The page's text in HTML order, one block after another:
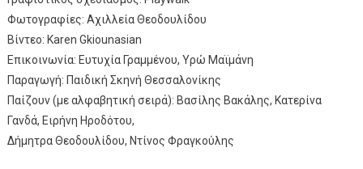
Φωτογραφίες: Αχιλλεία Θεοδουλίδου
Βίντεο: Karen Gkiounasian
Επικοινωνία: Ευτυχία Γραμμένου, Υρώ Μαϊμάνη
Παραγωγή: Παιδική Σκηνή Θεσσαλονίκης
Παίζουν (με αλφαβητική σειρά): Βασίλης Βακάλης, Κατερίνα
Γανδά, Ειρήνη Ηροδότου,
Δήμητρα Θεοδουλίδου, Ντίνος Φραγκούλης